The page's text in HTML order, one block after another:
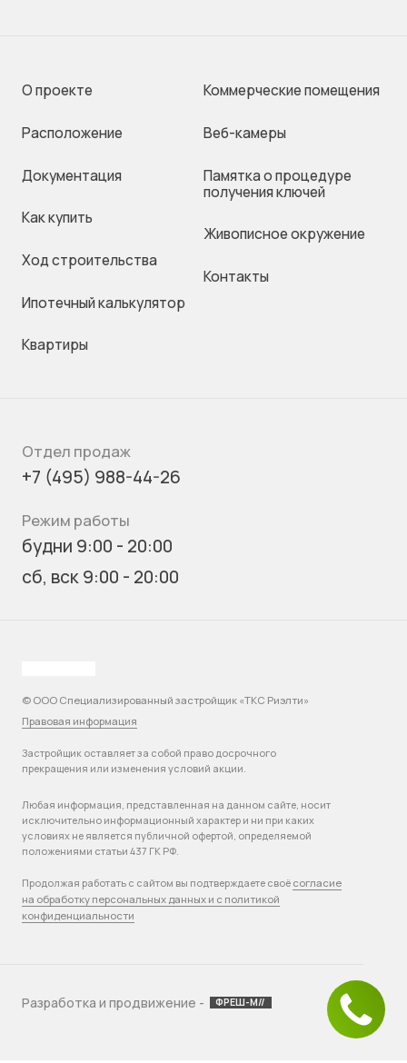
О проекте
Раcположение
Документация
Как купить
Ход строительства
Ипотечный калькулятор
Квартиры
Коммерческие помещения
Веб-камеры
Памятка о процедуре
получения ключей
Живописное окружение
Контакты
Отдел продаж
+7 (495) 988-44-26
Режим работы
будни 9:00 - 20:00
сб, вск 9:00 - 20:00
© ООО Специализированный застройщик «ТКС Риэлти»
Правовая информация
Застройщик оставляет за собой право досрочного
прекращения или изменения условий акции.
Любая информация, представленная на данном сайте, носит
исключительно информационный характер и ни при каких
условиях не является публичной офертой, определяемой
положениями статьи 437 ГК РФ.
Продолжая работать с сайтом вы подтверждаете своё согласие
на обработку персональных данных и с политикой
конфиденциальности
Разработка и продвижение - ФРЕШ-М//